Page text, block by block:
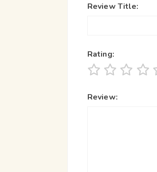
Review Title:
Rating:
Review: